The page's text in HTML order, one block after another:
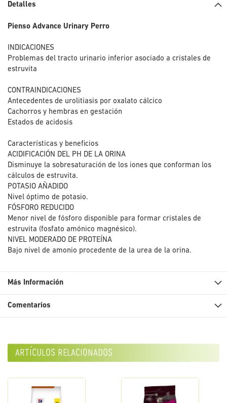
Detalles
Pienso Advance Urinary Perro
INDICACIONES
Problemas del tracto urinario inferior asociado a cristales de
estruvita
CONTRAINDICACIONES
Antecedentes de urolitiasis por oxalato cálcico
Cachorros y hembras en gestación
Estados de acidosis
Características y beneficios
ACIDIFICACIÓN DEL PH DE LA ORINA
Disminuye la sobresaturación de los iones que conforman los
cálculos de estruvita.
POTASIO AÑADIDO
Nivel óptimo de potasio.
FÓSFORO REDUCIDO
Menor nivel de fósforo disponible para formar cristales de
estruvita (fosfato amónico magnésico).
NIVEL MODERADO DE PROTEÍNA
Bajo nivel de amonio procedente de la urea de la orina.
Más Información
Comentarios
artículos relacionados